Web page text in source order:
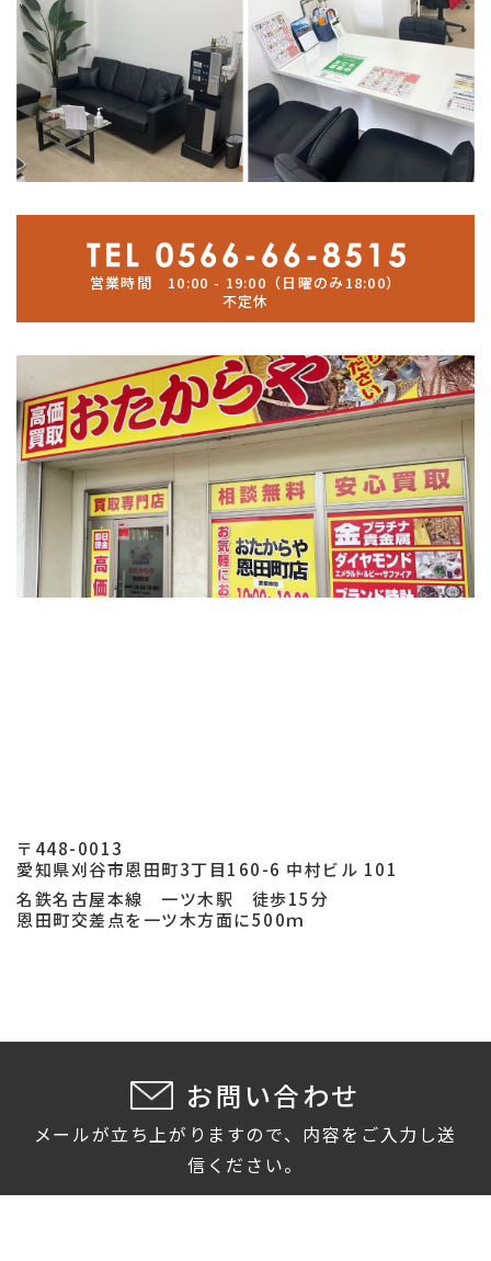
営業時間 10:00 - 19:00（日曜のみ18:00）
不定休
〒448-0013
愛知県刈谷市恩田町3丁目160-6 中村ビル 101
名鉄名古屋本線 一ツ木駅 徒歩15分
恩田町交差点を一ツ木方面に500ｍ
お問い合わせ
メールが立ち上がりますので、内容をご入力し送
信ください。